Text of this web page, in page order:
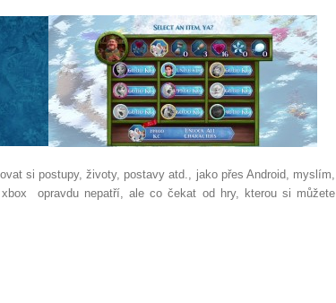
si postupy, životy, postavy atd., jako přes Android, myslím,
opravdu nepatří, ale co čekat od hry, kterou si můžete